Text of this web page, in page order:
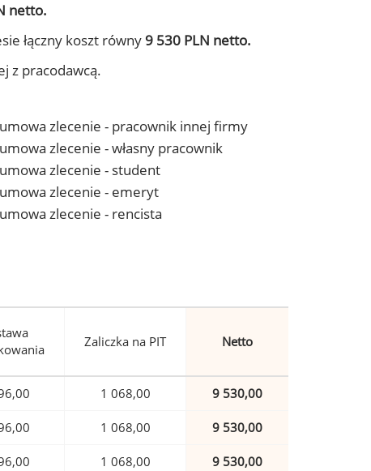
netto.
łączny koszt równy 9 530 PLN netto.
z pracodawcą.
zlecenie - pracownik innej firmy
zlecenie - własny pracownik
zlecenie - student
zlecenie - emeryt
zlecenie - rencista
Zaliczka na PIT Netto
1 068,00 9 530,00
1 068,00 9 530,00
1 068,00 9 530,00